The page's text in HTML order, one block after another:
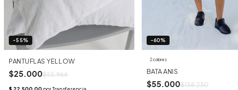
-55%
PANTUFLAS YELLOW
$25.000$55.966
-60%
2 colores
BATA ANIS
$55.000$138.230